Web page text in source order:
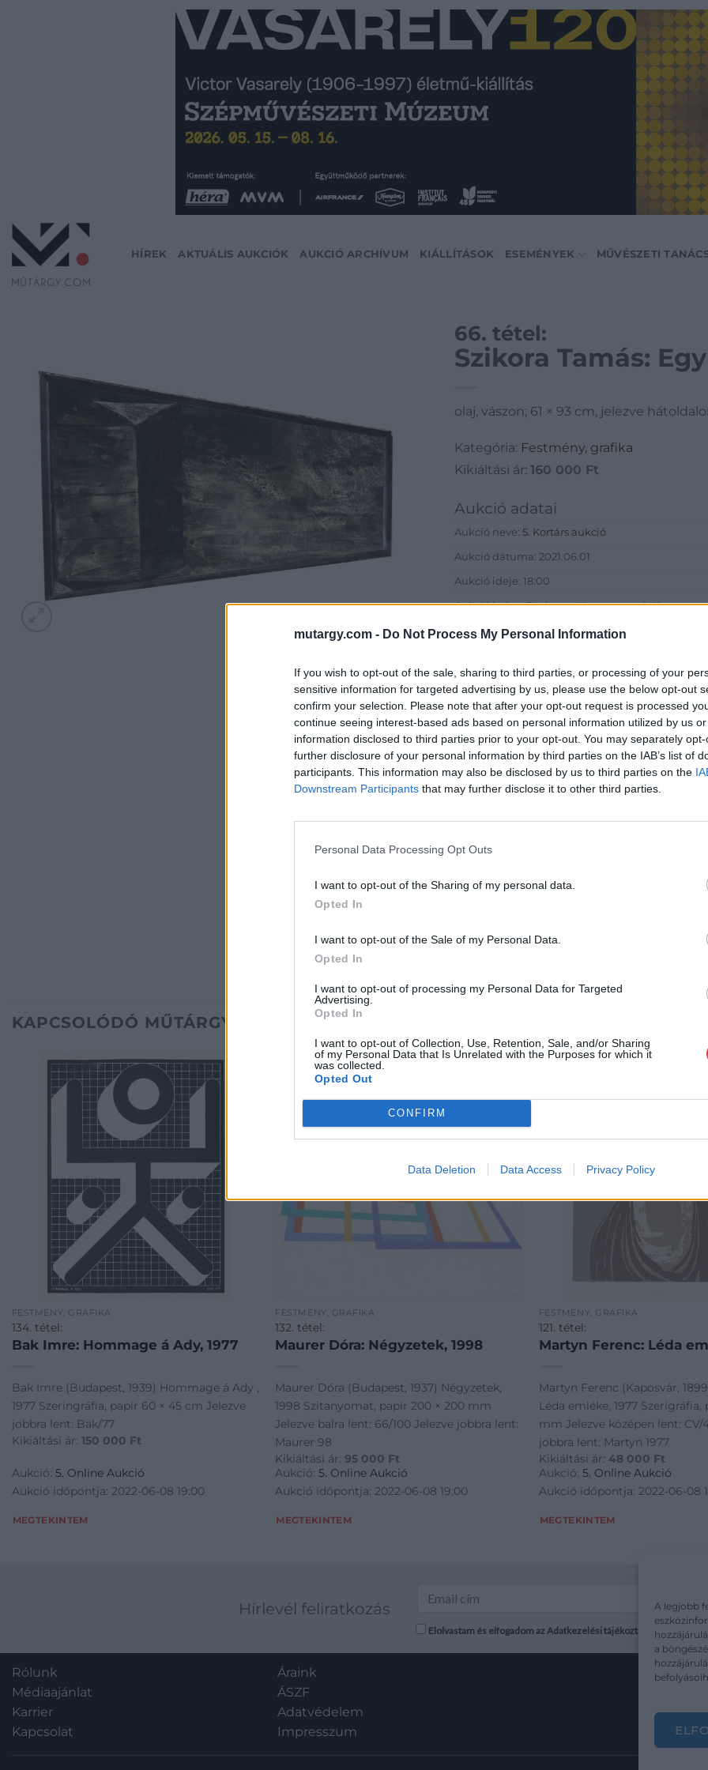
mutargy.com - Do Not Process My Personal Information
If you wish to opt-out of the sale, sharing to third parties, or processing of your
sensitive information for targeted advertising by us, please use the below opt-out
confirm your selection. Please note that after your opt-out request is processed
continue seeing interest-based ads based on personal information utilized by us
information disclosed to third parties prior to your opt-out. You may separately
further disclosure of your personal information by third parties on the IAB’s list of
participants. This information may also be disclosed by us to third parties on the
Downstream Participants that may further disclose it to other third parties.
Personal Data Processing Opt Outs
I want to opt-out of the Sharing of my personal data.
Opted In
I want to opt-out of the Sale of my Personal Data.
Opted In
I want to opt-out of processing my Personal Data for Targeted
Advertising.
Opted In
I want to opt-out of Collection, Use, Retention, Sale, and/or Sharing
of my Personal Data that Is Unrelated with the Purposes for which it
was collected.
Opted Out
CONFIRM
Data Deletion Data Access Privacy Policy
A legjobb
a
HÍREK AKTUÁLIS AUKCIÓK AUKCIÓ ARCHÍVUM KIÁLLÍTÁSOK ESEMÉNYEK MŰVÉSZETI
66. tétel:
Szikora Tamás:
olaj, vászon; 61 × 93 cm, jelezve
Kategória: Festmény, grafika
Kikiáltási ár: 160 000 Ft
Aukció adatai
Aukció neve: 5. Kortárs aukció
Aukció dátuma: 2021.06.01
Aukció ideje: 18:00
Aukció helye: Budapest Kongresszusi Központ
Tételszám: 66
Eladó adatai
Eladó: Virág Judit Galéria
Cím: Nemes Zsófia
Mű-Terem Galéria Kft.
1055 Budapest, Falk Miksa u.
Telefon: 36-1-312-2071, 269-
Bemutatkozás: Kiemelkedő kvalitású 19. és 20.
vétele és aukcionálása. Exkluzív aukciók évente
GALÉRIA TOVÁBBI MŰTÁRGYAI
KAPCSOLÓDÓ MŰTÁRGYAK
FESTMÉNY, GRAFIKA
134. tétel:
Bak Imre: Hommage á Ady, 1977
Bak Imre (Budapest, 1939) Hommage á Ady ,
1977 Szeringráfia, papír 60 × 45 cm Jelezve
jobbra lent: Bak/77
Kikiáltási ár: 150 000 Ft
Aukció: 5. Online Aukció
Aukció időpontja: 2022-06-08 19:00
MEGTEKINTEM
FESTMÉNY, GRAFIKA
132. tétel:
Maurer Dóra: Négyzetek, 1998
Maurer Dóra (Budapest, 1937) Négyzetek,
1998 Szitanyomat, papír 200 × 200 mm
Jelezve balra lent: 66/100 Jelezve jobbra lent:
Maurer 98
Kikiáltási ár: 95 000 Ft
Aukció:5. Online Aukció
Aukció időpontja: 2022-06-08 19:00
MEGTEKINTEM
FESTMÉNY, GRAFIKA
121. tétel:
Martyn Ferenc: Léda
Martyn Ferenc (Kaposvár,
Léda emléke, 1977 Szerigráfia,
mm Jelezve középen lent: CV/
jobbra lent: Martyn 1977
Kikiáltási ár: 48 000 Ft
Aukció: 5. Online Aukció
Aukció időpontja: 2022-06-08
MEGTEKINTEM
Hírlevél feliratkozás
Elolvastam és elfogadom az Adatkezelési tájékoztatót:
Rólunk
Médiaajánlat
Karrier
Kapcsolat
Áraink
ÁSZF
Adatvédelem
Impresszum